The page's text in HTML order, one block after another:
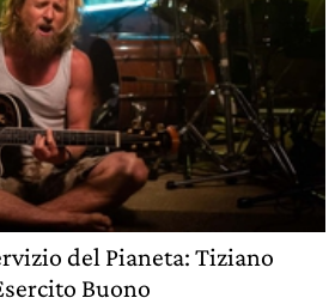
del Pianeta: Tiziano
Buono